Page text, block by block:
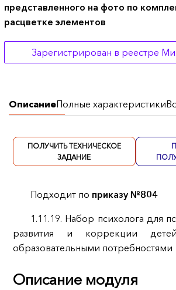
представленного на фото по
расцветке элементов
Зарегистрирован в реестре
ОписаниеПолные характеристики
ПОЛУЧИТЬ ТЕХНИЧЕСКОЕ
ЗАДАНИЕ
Подходит по приказу №804
1.11.19. Набор психолога для
развития и коррекции
образовательными потребностями
Описание модуля